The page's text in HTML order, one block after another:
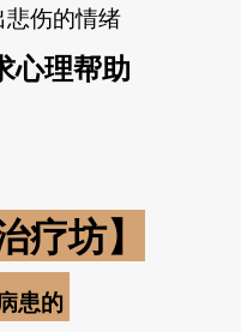
伤的情绪
心理帮助
疗坊】
患的